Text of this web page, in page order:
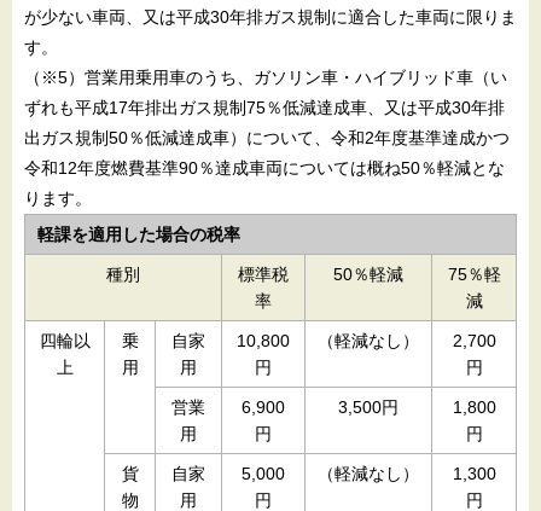
が少ない車両、又は平成30年排ガス規制に適合した車両に限りま
す。
（※5）営業用乗用車のうち、ガソリン車・ハイブリッド車（い
ずれも平成17年排出ガス規制75％低減達成車、又は平成30年排
出ガス規制50％低減達成車）について、令和2年度基準達成かつ
令和12年度燃費基準90％達成車両については概ね50％軽減とな
ります。
軽課を適用した場合の税率
種別
標準税
率
50％軽減
75％軽
減
四輪以
上
乗
用
自家
用
10,800
円
（軽減なし）
2,700
円
営業
用
6,900
円
3,500円
1,800
円
貨
物
自家
用
5,000
円
（軽減なし）
1,300
円